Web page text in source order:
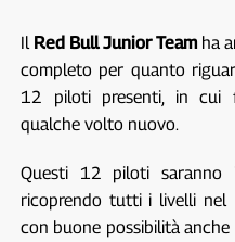
Il Red Bull Junior Teamha
completo per quanto
12 piloti presenti, in cui
qualche volto nuovo.
Questi 12 piloti saranno
ricoprendo tutti i livelli nel
con buone possibilità